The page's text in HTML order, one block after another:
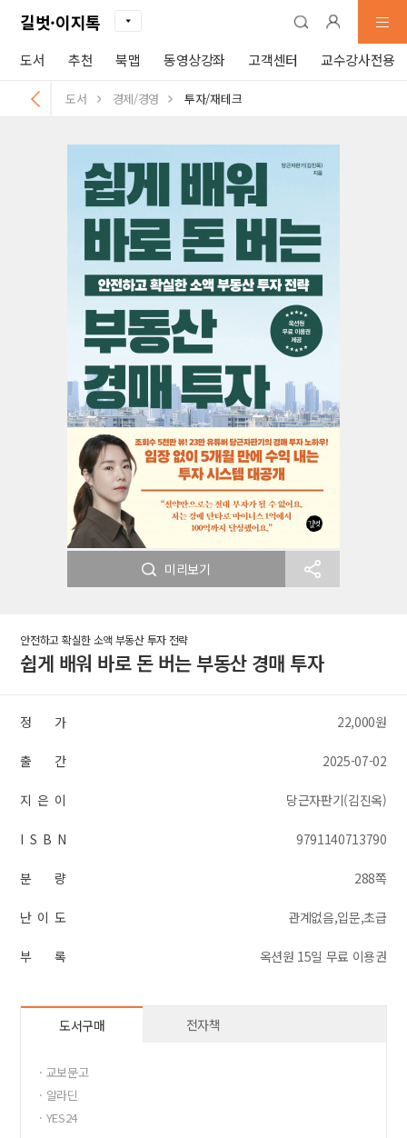
길벗·이지톡
도서 추천 북맵 동영상강좌 고객센터 교수강사전용
도서 경제/경영 투자/재테크
미리보기
안전하고 확실한 소액 부동산 투자 전략
쉽게 배워 바로 돈 버는 부동산 경매 투자
정 가 22,000원
출 간 2025-07-02
지 은 이 당근자판기(김진옥)
I S B N 9791140713790
분 량 288쪽
난 이 도 관계없음,입문,초급
부 록 옥션원 15일 무료 이용권
도서구매 전자책
· 교보문고
· 알라딘
· YES24